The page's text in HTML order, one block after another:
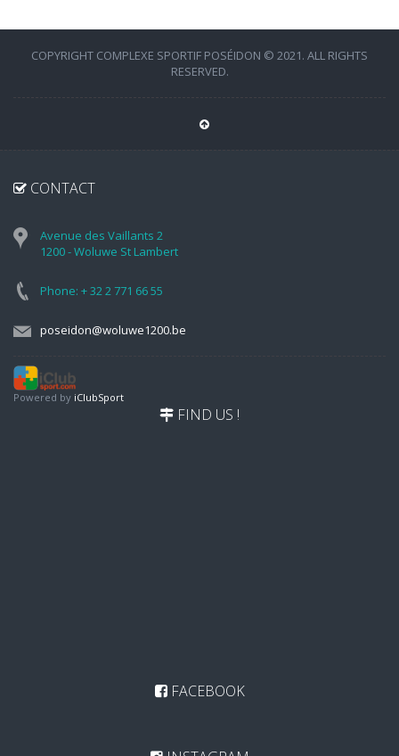
COPYRIGHT COMPLEXE SPORTIF POSÉIDON © 2021. ALL RIGHTS
RESERVED.
CONTACT
Avenue des Vaillants 2
1200 - Woluwe St Lambert
Phone: + 32 2 771 66 55
poseidon@woluwe1200.be
Powered by iClubSport
FIND US !
FACEBOOK